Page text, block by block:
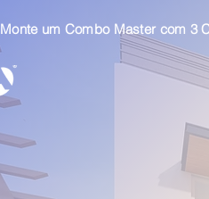
Monte um Combo Master com 3